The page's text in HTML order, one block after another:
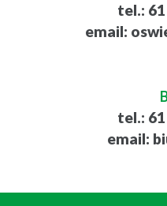
tel.:
email:
tel.:
email: